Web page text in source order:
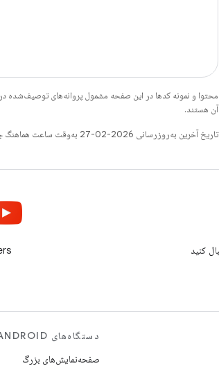
محتوا و نمونه کدها در این صفحه مشمول پروانه‌های توصیف‌شده در
آن هستند.
تاریخ آخرین به‌روزرسانی 2026-02-27 به‌وقت ساعت هماهنگ جهانی.
دستگاه‌های ANDROID
صفحه‌نمایش‌های بزرگ